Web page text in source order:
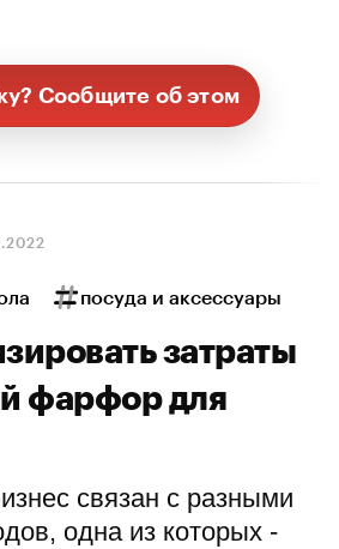
Сообщите об этом
посуда и аксессуары
затраты
фарфор для
связан с разными
одна из которых -